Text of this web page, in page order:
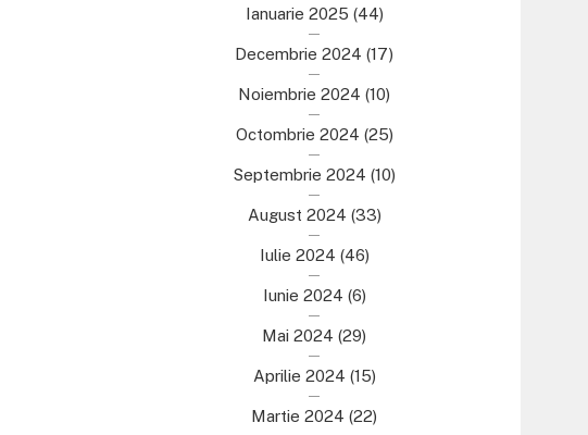
Ianuarie 2025 (44)
Decembrie 2024 (17)
Noiembrie 2024 (10)
Octombrie 2024 (25)
Septembrie 2024 (10)
August 2024 (33)
Iulie 2024 (46)
Iunie 2024 (6)
Mai 2024 (29)
Aprilie 2024 (15)
Martie 2024 (22)